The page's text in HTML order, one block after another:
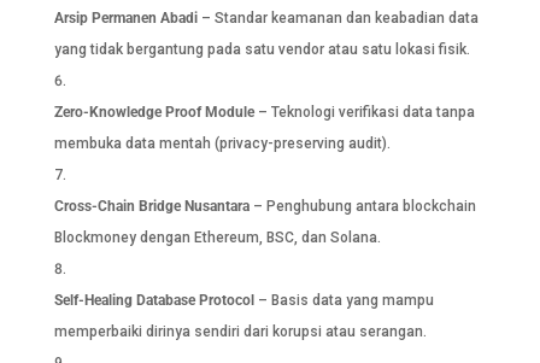
Arsip Permanen Abadi– Standar keamanan dan keabadian data
yang tidak bergantung pada satu vendor atau satu lokasi fisik.
Zero-Knowledge Proof Module– Teknologi verifikasi data tanpa
membuka data mentah (privacy-preserving audit).
Cross-Chain Bridge Nusantara– Penghubung antara blockchain
Blockmoney dengan Ethereum, BSC, dan Solana.
Self-Healing Database Protocol – Basis data yang mampu
memperbaiki dirinya sendiri dari korupsi atau serangan.